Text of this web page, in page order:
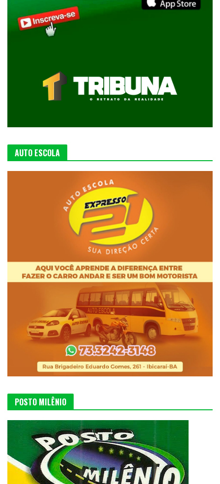
AUTO ESCOLA
POSTO MILÊNIO